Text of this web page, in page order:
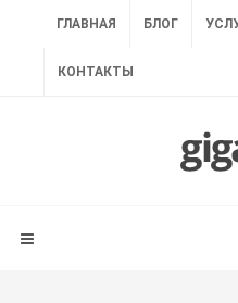
ГЛАВНАЯ БЛОГ
КОНТАКТЫ